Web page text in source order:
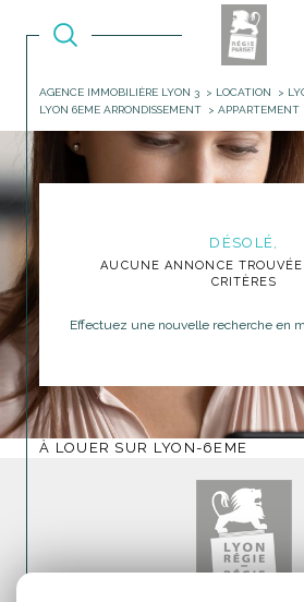
AGENCE IMMOBILIÈRE LYON 3 LOCATION
LYON 6EME ARRONDISSEMENT
APPARTEMENT
DÉSOLÉ,
AUCUNE ANNONCE
CRITÈRES
Effectuez une nouvelle recherche en
À LOUER SUR LYON-6EME